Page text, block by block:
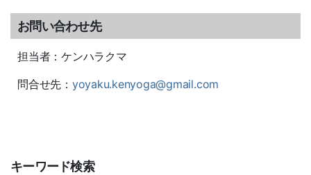
お問い合わせ先
担当者：ケンハラクマ
問合せ先： yoyaku.kenyoga@gmail.com
キーワード検索